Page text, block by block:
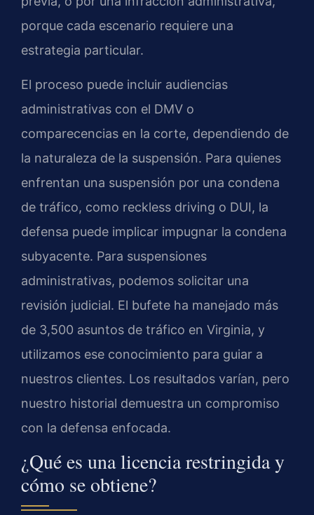
porque cada escenario requiere una
estrategia particular.
El proceso puede incluir audiencias
administrativas con el DMV o
comparecencias en la corte, dependiendo de
la naturaleza de la suspensión. Para quienes
enfrentan una suspensión por una condena
de tráfico, como reckless driving o DUI, la
defensa puede implicar impugnar la condena
subyacente. Para suspensiones
administrativas, podemos solicitar una
revisión judicial. El bufete ha manejado más
de 3,500 asuntos de tráfico en Virginia, y
utilizamos ese conocimiento para guiar a
nuestros clientes. Los resultados varían, pero
nuestro historial demuestra un compromiso
con la defensa enfocada.
¿Qué es una licencia restringida y
cómo se obtiene?